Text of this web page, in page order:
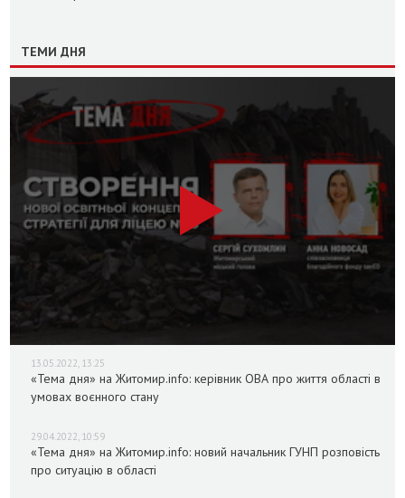
ТЕМИ ДНЯ
13.05.2022, 13:25
«Тема дня» на Житомир.info: керівник ОВА про життя області в
умовах воєнного стану
29.04.2022, 10:59
«Тема дня» на Житомир.info: новий начальник ГУНП розповість
про ситуацію в області